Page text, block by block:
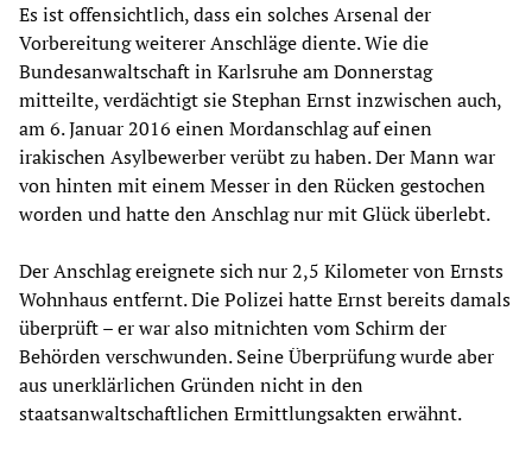
Es ist offensichtlich, dass ein solches Arsenal der
Vorbereitung weiterer Anschläge diente. Wie die
Bundesanwaltschaft in Karlsruhe am Donnerstag
mitteilte, verdächtigt sie Stephan Ernst inzwischen auch,
am 6. Januar 2016 einen Mordanschlag auf einen
irakischen Asylbewerber verübt zu haben. Der Mann war
von hinten mit einem Messer in den Rücken gestochen
worden und hatte den Anschlag nur mit Glück überlebt.
Der Anschlag ereignete sich nur 2,5 Kilometer von Ernsts
Wohnhaus entfernt. Die Polizei hatte Ernst bereits damals
überprüft – er war also mitnichten vom Schirm der
Behörden verschwunden. Seine Überprüfung wurde aber
aus unerklärlichen Gründen nicht in den
staatsanwaltschaftlichen Ermittlungsakten erwähnt.